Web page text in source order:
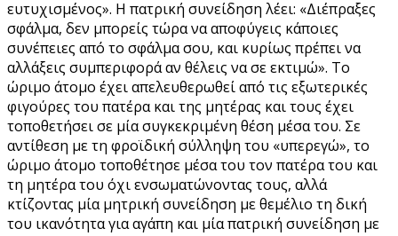
ευτυχισμένος». Η πατρική συνείδηση λέει: «Διέπραξες
σφάλμα, δεν μπορείς τώρα να αποφύγεις κάποιες
συνέπειες από το σφάλμα σου, και κυρίως πρέπει να
αλλάξεις συμπεριφορά αν θέλεις να σε εκτιμώ». Το
ώριμο άτομο έχει απελευθερωθεί από τις εξωτερικές
φιγούρες του πατέρα και της μητέρας και τους έχει
τοποθετήσει σε μία συγκεκριμένη θέση μέσα του. Σε
αντίθεση με τη φροϊδική σύλληψη του «υπερεγώ», το
ώριμο άτομο τοποθέτησε μέσα του τον πατέρα του και
τη μητέρα του όχι ενσωματώνοντας τους, αλλά
κτίζοντας μία μητρική συνείδηση με θεμέλιο τη δική
του ικανότητα για αγάπη και μία πατρική συνείδηση με